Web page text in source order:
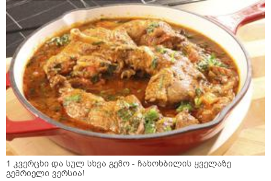
1 კვერცხი და სულ სხვა გემო - ჩახოხბილის ყველაზე
გემრიელი ვერსია!